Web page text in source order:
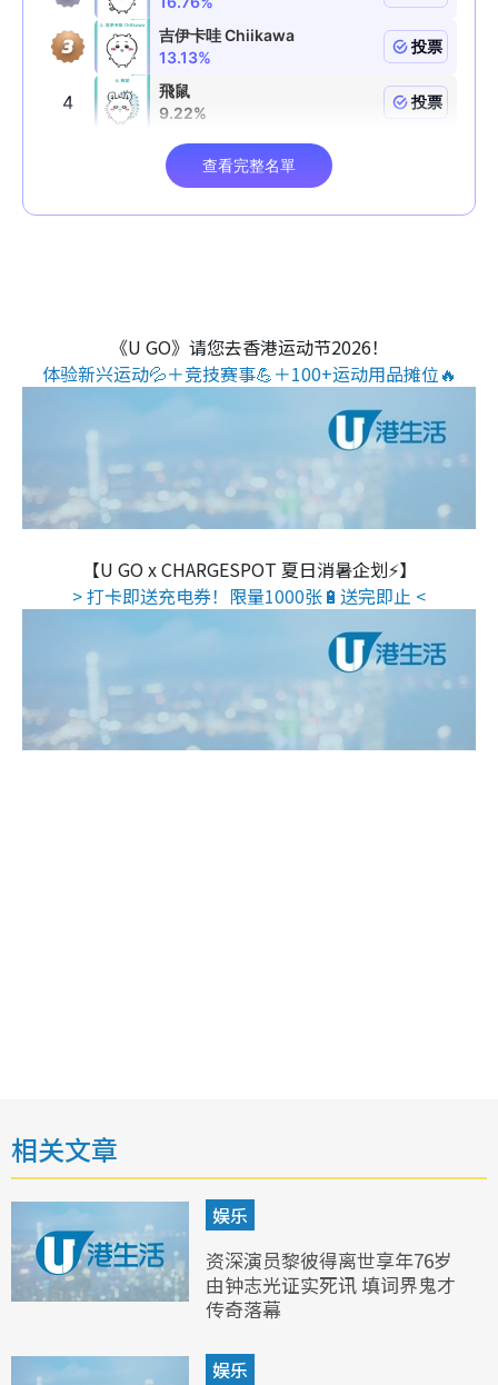
《U GO》请您去香港运动节2026！
体验新兴运动💦＋竞技赛事💪＋100+运动用品摊位🔥
【U GO x CHARGESPOT 夏日消暑企划⚡】
> 打卡即送充电券！限量1000张🔋送完即止 <
相关文章
娱乐
资深演员黎彼得离世享年76岁
由钟志光证实死讯 填词界鬼才
传奇落幕
娱乐